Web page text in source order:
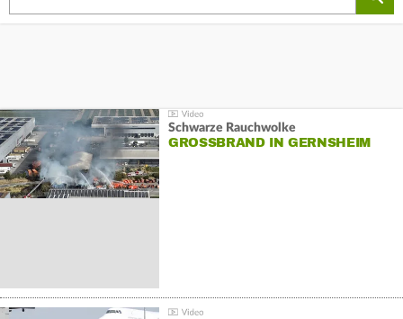
Schwarze Rauchwolke
GROSSBRAND IN GERNSHEIM